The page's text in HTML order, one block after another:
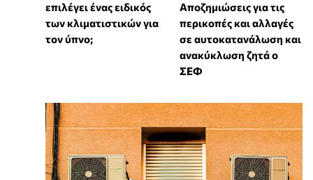
επιλέγει ένας ειδικός
των κλιματιστικών για
τον ύπνο;
Αποζημιώσεις για τις
περικοπές και αλλαγές
σε αυτοκατανάλωση και
ανακύκλωση ζητά ο
ΣΕΦ